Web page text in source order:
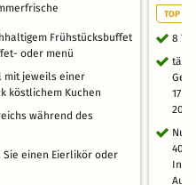
Frühstücksbuffet
oder menü
mit jeweils einer
köstlichem Kuchen
während des
Sie einen Eierlikör oder
TOP
8
17